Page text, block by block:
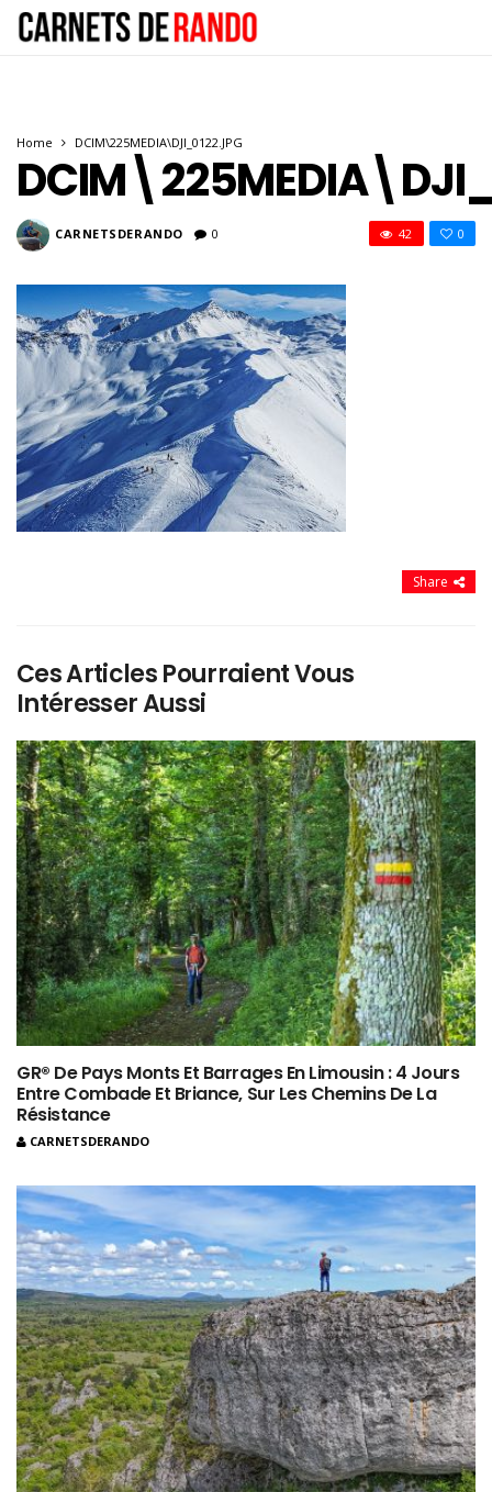
Home DCIM\225MEDIA\DJI_0122.JPG
CARNETSDERANDO 0 0
42
Share
Ces Articles Pourraient Vous
Intéresser Aussi
GR® De Pays Monts Et Barrages En Limousin : 4 Jours
Entre Combade Et Briance, Sur Les Chemins De La
Résistance
CARNETSDERANDO